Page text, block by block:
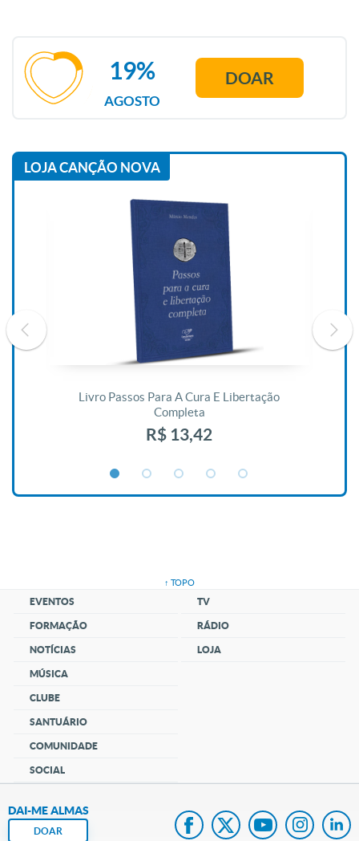
AGOSTO
19% DOAR
LOJA CANÇÃO NOVA
Livro Passos Para A Cura E Libertação
Completa
R$ 13,42
↑ TOPO
EVENTOS
FORMAÇÃO
NOTÍCIAS
MÚSICA
CLUBE
SANTUÁRIO
COMUNIDADE
SOCIAL
TV
RÁDIO
LOJA
DAI-ME ALMAS
DOAR